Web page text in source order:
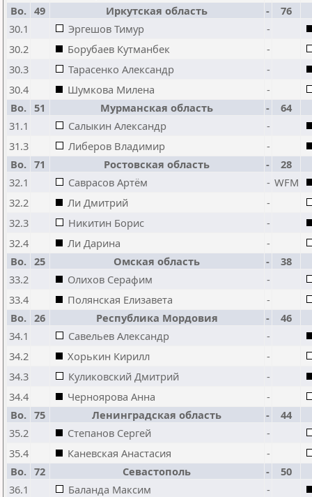
Bo. 49 Иркутская область -
76
30.1
Эргешов Тимур
-
30.2
Борубаев Кутманбек
-
30.3
Тарасенко Александр
-
30.4
Шумкова Милена
-
Bo. 51 Мурманская область -
64
31.1
Салыкин Александр
-
31.3
Либеров Владимир
-
Bo. 71 Ростовская область -
28
32.1
Саврасов Артём - WFM
32.2
Ли Дмитрий
-
32.3
Никитин Борис
-
32.4
Ли Дарина
-
Bo. 25 Омская область -
38
33.2
Олихов Серафим
-
33.4
Полянская Елизавета
-
Bo. 26 Республика Мордовия -
46
34.1
Савельев Александр
-
34.2
Хорькин Кирилл
-
34.3
Куликовский Дмитрий
-
34.4
Черноярова Анна
-
Bo. 75 Ленинградская область -
44
35.2
Степанов Сергей
-
35.4
Каневская Анастасия
-
Bo. 72 Севастополь -
50
36.1
Баланда Максим
-